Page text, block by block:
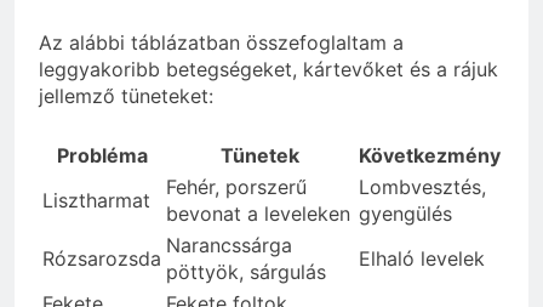
Az alábbi táblázatban összefoglaltam a
leggyakoribb betegségeket, kártevőket és a rájuk
jellemző tüneteket:
Probléma Tünetek
Következmény
Lisztharmat
Fehér, porszerű
bevonat a leveleken
Lombvesztés,
gyengülés
Rózsarozsda
Narancssárga
pöttyök, sárgulás
Elhaló levelek